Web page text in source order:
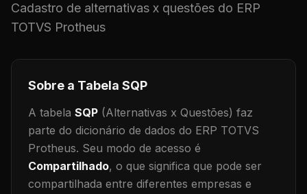
Cadastro de alternativas x questões do ERP
TOTVS Protheus
Sobre a Tabela SQP
A tabela SQP (Alternativas x Questões) faz
parte do dicionário de dados do ERP TOTVS
Protheus. Seu modo de acesso é
Compartilhado, o que significa que pode ser
compartilhada entre diferentes empresas e